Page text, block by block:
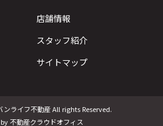
店舗情報
スタッフ紹介
サイトマップ
ライフ不動産 All rights Reserved.
不動産クラウドオフィス